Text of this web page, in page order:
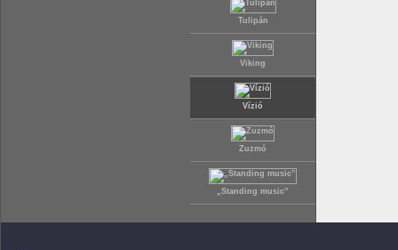
Tulipán
Viking
Vízió
Zuzmó
„Standing music”